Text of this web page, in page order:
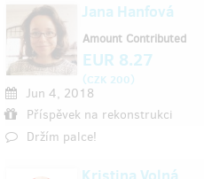
Jana Hanfová
Jun 4, 2018
Příspěvek na rekonstrukci
Držím palce!
Amount Contributed
EUR 8.27
(CZK 200)